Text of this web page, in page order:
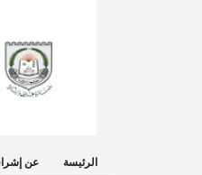
الرئيسة عن